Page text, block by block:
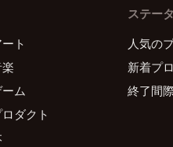
ト
ム
ダクト
ステー
人気の
新着プ
終了間